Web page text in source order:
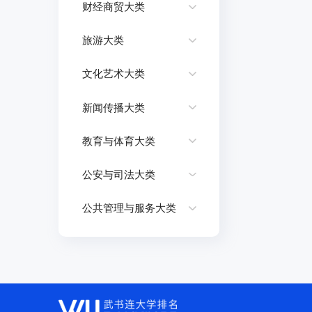
财经商贸大类
旅游大类
文化艺术大类
新闻传播大类
教育与体育大类
公安与司法大类
公共管理与服务大类